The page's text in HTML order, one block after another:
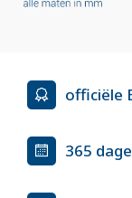
officiële
365